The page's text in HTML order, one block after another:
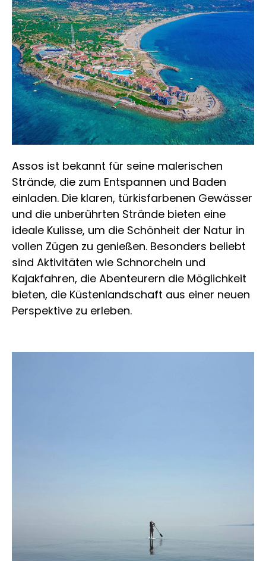
Assos ist bekannt für seine malerischen
Strände, die zum Entspannen und Baden
einladen. Die klaren, türkisfarbenen Gewässer
und die unberührten Strände bieten eine
ideale Kulisse, um die Schönheit der Natur in
vollen Zügen zu genießen. Besonders beliebt
sind Aktivitäten wie Schnorcheln und
Kajakfahren, die Abenteurern die Möglichkeit
bieten, die Küstenlandschaft aus einer neuen
Perspektive zu erleben.